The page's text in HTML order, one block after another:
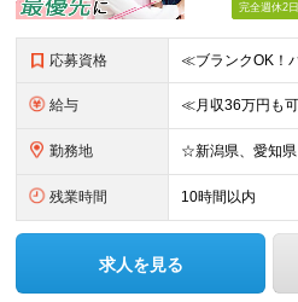
完全週休2日
応募資格
給与
勤務地
残業時間 10時間以内
求人を見る